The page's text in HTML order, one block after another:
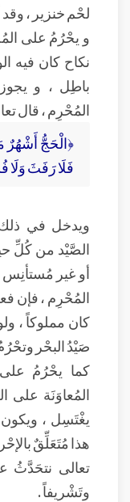
لحْم خنزير ، وقد
و يحْرُمُ على
نكاح كان فيه
باطِل ، و
المُحْرِم ، قال
﴿الْحَجُّ
فَلَا رَفَثَ وَلَا
ويدخل في ذلك
الصَّيْد من كُلِّ
أو غير
المُحْرِم ، فإن
كان مملوكاً ،
صَيْدُ البحْر
كما يحْرُمُ
المُعاوَنَة على
يغْتَسِل ،
هذا مُتَعَلِّقٌ
تعالى نتحَدَّثُ
وتَشْريفاً .